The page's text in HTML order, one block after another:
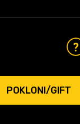
PLAĆANJE PLATNIM
POKLONI/GIFT